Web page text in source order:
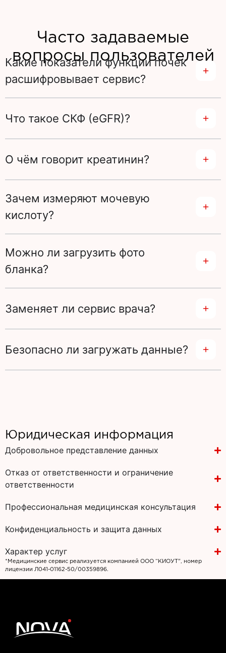
Часто задаваемые
вопросы пользователей
Какие показатели функции почек
расшифровывает сервис?
Что такое СКФ (eGFR)?
О чём говорит креатинин?
Зачем измеряют мочевую
кислоту?
Можно ли загрузить фото
бланка?
Заменяет ли сервис врача?
Безопасно ли загружать данные?
Юридическая информация
Добровольное представление данных
Отказ от ответственности и ограничение
ответственности
Профессиональная медицинская консультация
Конфиденциальность и защита данных
Характер услуг
*Медицинские сервис реализуется компанией ООО “КИОУТ”, номер
лицензии Л041-01162-50/00359896.